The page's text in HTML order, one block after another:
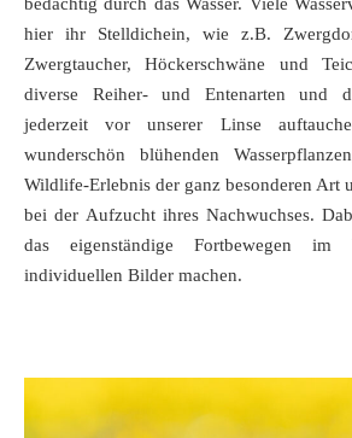
hier ihr Stelldichein, wie z.B.
Zwergtaucher, Höckerschwäne und
diverse Reiher- und Entenarten und
jederzeit vor unserer Linse
wunderschön blühenden
Wildlife-Erlebnis der ganz besonderen Art
bei der Aufzucht ihres Nachwuchses.
das eigenständige Fortbewegen im
individuellen Bilder machen.